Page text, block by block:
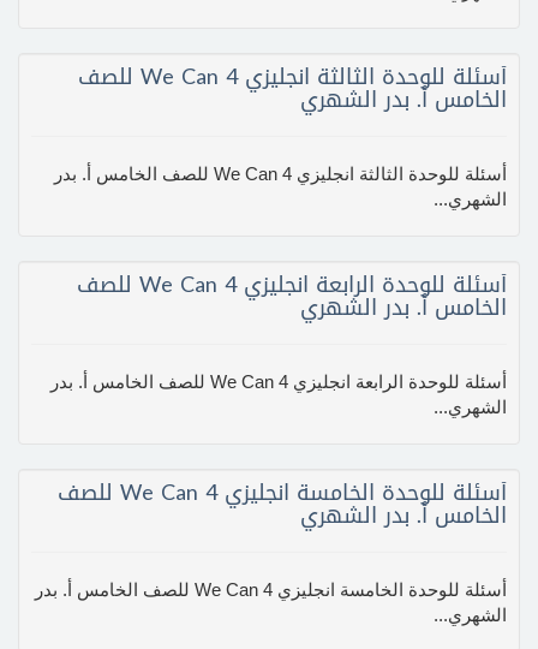
أسئلة للوحدة الثالثة انجليزي We Can 4 للصف
الخامس أ. بدر الشهري
أسئلة للوحدة الثالثة انجليزي We Can 4 للصف الخامس أ. بدر
الشهري...
أسئلة للوحدة الرابعة انجليزي We Can 4 للصف
الخامس أ. بدر الشهري
أسئلة للوحدة الرابعة انجليزي We Can 4 للصف الخامس أ. بدر
الشهري...
أسئلة للوحدة الخامسة انجليزي We Can 4 للصف
الخامس أ. بدر الشهري
أسئلة للوحدة الخامسة انجليزي We Can 4 للصف الخامس أ. بدر
الشهري...